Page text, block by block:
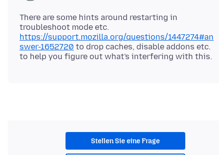
There are some hints around restarting in
troubleshoot mode etc.
https://support.mozilla.org/questions/1447274#an
swer-1652720 to drop caches, disable addons etc.
Stellen Sie eine Frage